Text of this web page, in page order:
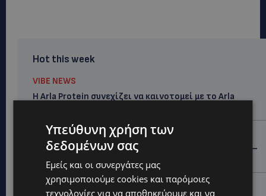
Hot this week
VIBE NEWS
Η Arla Protein συνεχίζει να καινοτομεί με το Arla
UPDATES
ΜΑΚΑΡΙΟΣ ΔΡΟΥΣΙΩΤΗΣ: «Δεν ξεκινήσαμε μόνοι μας» –
Η Αστυνομία ξεκαθαρίζει πώς άρχισε η έρευνα
UPDATES
Υπεύθυνη χρήση των
δεδομένων σας
Εμείς και οι συνεργάτες μας
χρησιμοποιούμε cookies και παρόμοιες
τεχνολογίες για να αποθηκεύουμε και να